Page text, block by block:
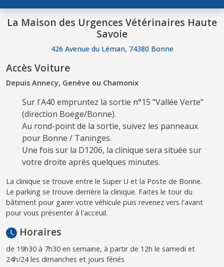
La Maison des Urgences Vétérinaires Haute
Savoie
426 Avenue du Léman, 74380 Bonne
Accès Voiture
Depuis Annecy, Genève ou Chamonix
Sur l'A40 empruntez la sortie n°15 "Vallée Verte"
(direction Boëge/Bonne).
Au rond-point de la sortie, suivez les panneaux
pour Bonne / Taninges.
Une fois sur la D1206, la clinique sera située sur
votre droite après quelques minutes.
La clinique se trouve entre le Super U et la Poste de Bonne.
Le parking se trouve derrière la clinique. Faites le tour du
bâtiment pour garer votre véhicule puis revenez vers l'avant
pour vous présenter à l'acceuil.
Horaires
de 19h30 à 7h30 en semaine, à partir de 12h le samedi et
24h/24 les dimanches et jours fériés